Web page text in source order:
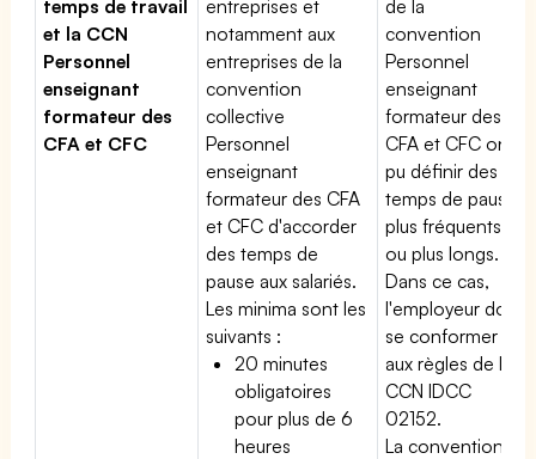
temps de travail
et la CCN
Personnel
enseignant
formateur des
CFA et CFC
entreprises et
notamment aux
entreprises de la
convention
collective
Personnel
enseignant
formateur des CFA
et CFC d'accorder
des temps de
pause aux salariés.
Les minima sont les
suivants :
20 minutes
obligatoires
pour plus de 6
heures
de la
convention
Personnel
enseignant
formateur des
CFA et CFC ont
pu définir des
temps de pause
plus fréquents
ou plus longs.
Dans ce cas,
l'employeur doit
se conformer
aux règles de la
CCN IDCC
02152.
La convention